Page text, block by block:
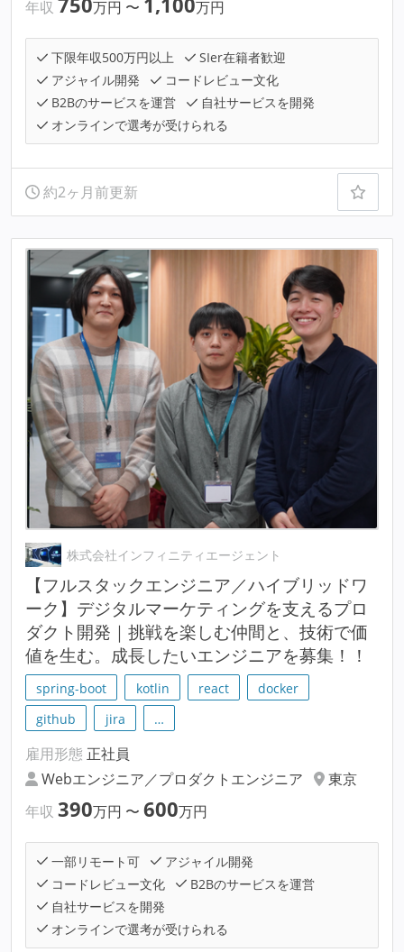
年収 万円 〜 万円
下限年収500万円以上
SIer在籍者歓迎
アジャイル開発
コードレビュー文化
B2Bのサービスを運営
自社サービスを開発
オンラインで選考が受けられる
約2ヶ月前更新
株式会社インフィニティエージェント
【フルスタックエンジニア／ハイブリッドワ
ーク】デジタルマーケティングを支えるプロ
ダクト開発｜挑戦を楽しむ仲間と、技術で価
値を生む。成長したいエンジニアを募集！！
spring-boot kotlin react
docker
github
jira …
雇用形態 正社員
Webエンジニア／プロダクトエンジニア
東京
年収 390万円 〜 600万円
一部リモート可
アジャイル開発
コードレビュー文化
B2Bのサービスを運営
自社サービスを開発
オンラインで選考が受けられる